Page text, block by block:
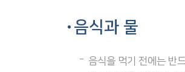
음식과 물
음식을 먹기 전에는 반